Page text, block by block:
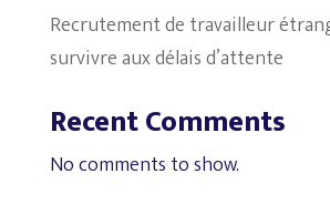
Recrutement de travailleur
survivre aux délais d’attente
Recent Comments
No comments to show.